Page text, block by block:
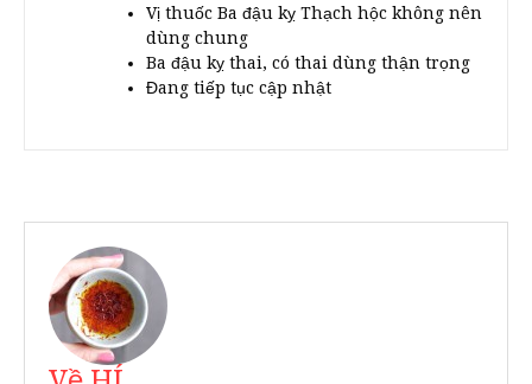
Vị thuốc Ba đậu kỵ Thạch hộc không nên
dùng chung
Ba đậu kỵ thai, có thai dùng thận trọng
Đang tiếp tục cập nhật